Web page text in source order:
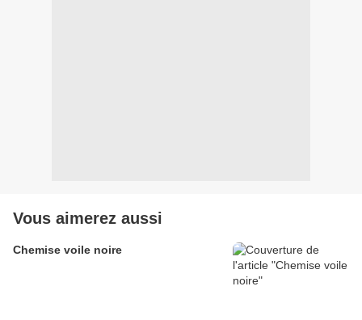
Vous aimerez aussi
Chemise voile noire